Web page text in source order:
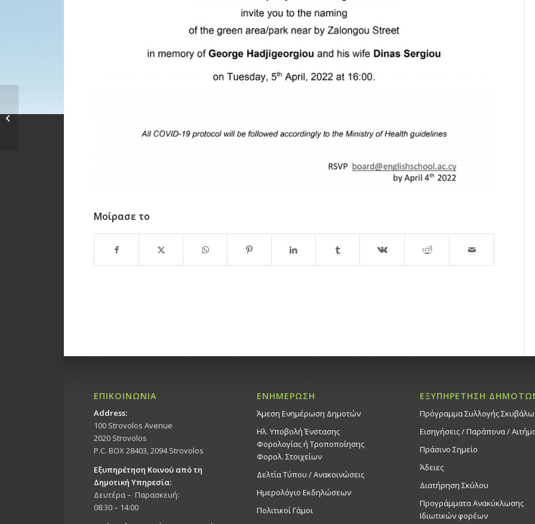
Μοίρασε το
ΕΠΙΚΟΙΝΩΝΙΑ
Address:
100 Strovolos Avenue
2020 Strovolos
P.C. BOX 28403, 2094 Strovolos
Εξυπηρέτηση Κοινού από τη
Δημοτική Υπηρεσία:
Δευτέρα – Παρασκευή:
08:30 – 14:00
ΕΝΗΜΕΡΩΣΗ
Άμεση Ενημέρωση Δημοτών
Ηλ. Υποβολή Ένστασης
Φορολογίας ή Τροποποίησης
Φορολ. Στοιχείων
Δελτία Τύπου / Ανακοινώσεις
Ημερολόγιο Εκδηλώσεων
Πολιτικοί Γάμοι
ΕΞΥΠΗΡΕΤΗΣΗ
Πρόγραμμα Συλλογής
Εισηγήσεις / Παράπονα /
Πράσινο Σημείο
Άδειες
Διατήρηση Σκύλου
Προγράμματα Ανακύκλωσης
Ιδιωτικών φορέων
και Θρησκευτικό